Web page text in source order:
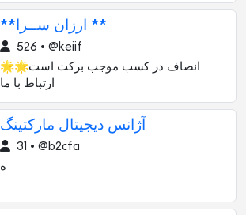
**ارزان ســرا **
526 • @keiif
🌟انصاف در کسب موجب برکت است🌟
ارتباط با ما
آژانس دیجیتال مارکتینگ
31 • @b2cfa
ه